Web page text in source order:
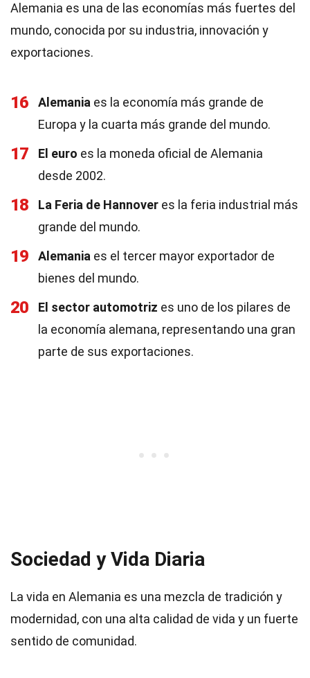
Alemania es una de las economías más fuertes del
mundo, conocida por su industria, innovación y
exportaciones.
16 Alemania es la economía más grande de
Europa y la cuarta más grande del mundo.
17 El euro es la moneda oficial de Alemania
desde 2002.
18 La Feria de Hannover es la feria industrial más
grande del mundo.
19 Alemania es el tercer mayor exportador de
bienes del mundo.
20 El sector automotriz es uno de los pilares de
la economía alemana, representando una gran
parte de sus exportaciones.
Sociedad y Vida Diaria
La vida en Alemania es una mezcla de tradición y
modernidad, con una alta calidad de vida y un fuerte
sentido de comunidad.